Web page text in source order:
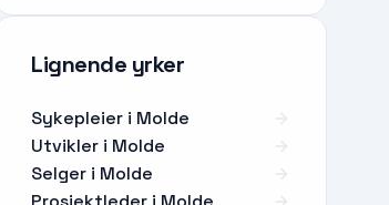
Lignende yrker
Sykepleier i Molde
Utvikler i Molde
Selger i Molde